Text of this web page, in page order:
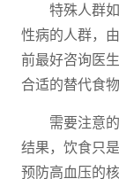
特殊人群
性病的人群，
前最好咨询医
合适的替代食物
需要注意
结果，饮食只
预防高血压的